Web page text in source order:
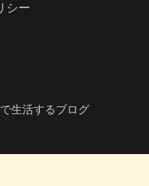
シー
生活するブログ